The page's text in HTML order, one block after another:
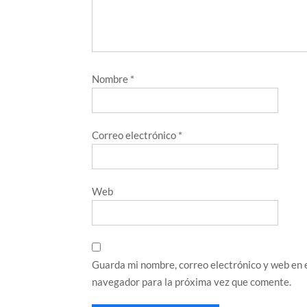
Nombre *
Correo electrónico *
Web
Guarda mi nombre, correo electrónico y web en
navegador para la próxima vez que comente.